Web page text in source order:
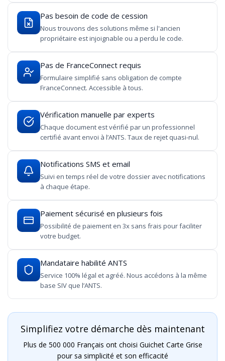
Pas besoin de code de cession
Nous trouvons des solutions même si l'ancien
propriétaire est injoignable ou a perdu le code.
Pas de FranceConnect requis
Formulaire simplifié sans obligation de compte
FranceConnect. Accessible à tous.
Vérification manuelle par experts
Chaque document est vérifié par un professionnel
certifié avant envoi à l’ANTS. Taux de rejet quasi-nul.
Notifications SMS et email
Suivi en temps réel de votre dossier avec notifications
à chaque étape.
Paiement sécurisé en plusieurs fois
Possibilité de paiement en 3x sans frais pour faciliter
votre budget.
Mandataire habilité ANTS
Service 100% légal et agréé. Nous accédons à la même
base SIV que l’ANTS.
Simplifiez votre démarche dès maintenant
Plus de 500 000 Français ont choisi Guichet Carte Grise
pour sa simplicité et son efficacité